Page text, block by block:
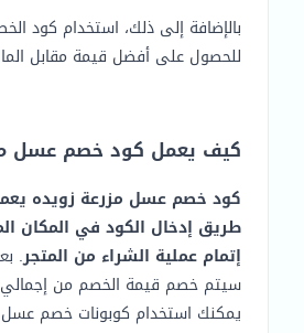
بالإضافة إلى ذلك، استخدام كود
للحصول على أفضل قيمة مقابل
كيف يعمل كود خصم عسل
كود خصم عسل مزرعة زويده
طريق إدخال الكود في المكان
إتمام عملية الشراء من المتجر.
سيتم خصم قيمة الخصم من إجمالي
يمكنك استخدام كوبونات خصم عسل